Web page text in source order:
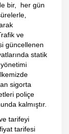
bir, her gün
ve
güncellenen
statik
sigorta
poliçe
kalmıştır.
tarifeyi
tarifesi